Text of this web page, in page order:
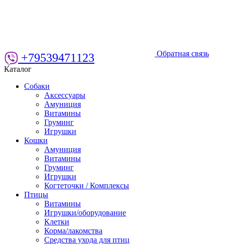
Обратная связь
+79539471123
Каталог
Собаки
Аксессуары
Амуниция
Витамины
Груминг
Игрушки
Кошки
Амуниция
Витамины
Груминг
Игрушки
Когтеточки / Комплексы
Птицы
Витамины
Игрушки/оборудование
Клетки
Корма/лакомства
Средства ухода для птиц